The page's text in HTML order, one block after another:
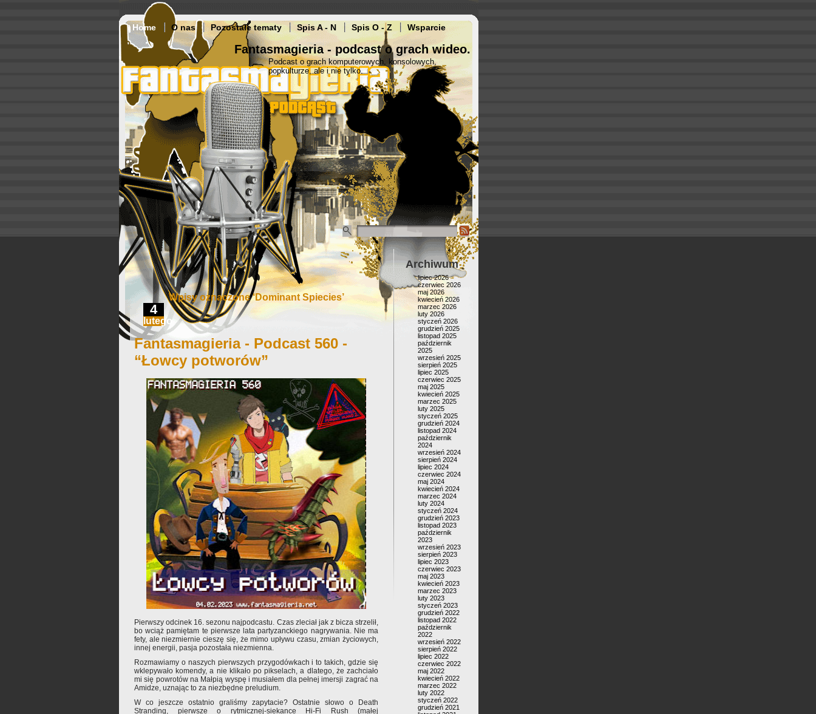
Home O nas Pozostałe tematy Spis A - N Spis O - Z Wsparcie
Fantasmagieria - podcast o grach wideo.
Podcast o grach komputerowych, konsolowych,
popkulturze, ale i nie tylko.
Wpisy oznaczone ‘Dominant Spiecies’
4
lutego
Fantasmagieria - Podcast 560 -
“Łowcy potworów”
Pierwszy odcinek 16. sezonu najpodcastu. Czas zleciał jak z bicza strzelił,
bo wciąż pamiętam te pierwsze lata partyzanckiego nagrywania. Nie ma
fety, ale niezmiernie cieszę się, że mimo upływu czasu, zmian życiowych,
innej energii, pasja pozostała niezmienna.
Rozmawiamy o naszych pierwszych przygodówkach i to takich, gdzie się
wklepywało komendy, a nie klikało po pikselach, a dlatego, że zachciało
mi się powrotów na Małpią wyspę i musiałem dla pełnej imersji zagrać na
Amidze, uznając to za niezbędne preludium.
W co jeszcze ostatnio graliśmy zapytacie? Ostatnie słowo o Death
Stranding, pierwsze o rytmicznej-siekance Hi-Fi Rush (małej
Archiwum
lipiec 2026
czerwiec 2026
maj 2026
kwiecień 2026
marzec 2026
luty 2026
styczeń 2026
grudzień 2025
listopad 2025
październik
2025
wrzesień 2025
sierpień 2025
lipiec 2025
czerwiec 2025
maj 2025
kwiecień 2025
marzec 2025
luty 2025
styczeń 2025
grudzień 2024
listopad 2024
październik
2024
wrzesień 2024
sierpień 2024
lipiec 2024
czerwiec 2024
maj 2024
kwiecień 2024
marzec 2024
luty 2024
styczeń 2024
grudzień 2023
listopad 2023
październik
2023
wrzesień 2023
sierpień 2023
lipiec 2023
czerwiec 2023
maj 2023
kwiecień 2023
marzec 2023
luty 2023
styczeń 2023
grudzień 2022
listopad 2022
październik
2022
wrzesień 2022
sierpień 2022
lipiec 2022
czerwiec 2022
maj 2022
kwiecień 2022
marzec 2022
luty 2022
styczeń 2022
grudzień 2021